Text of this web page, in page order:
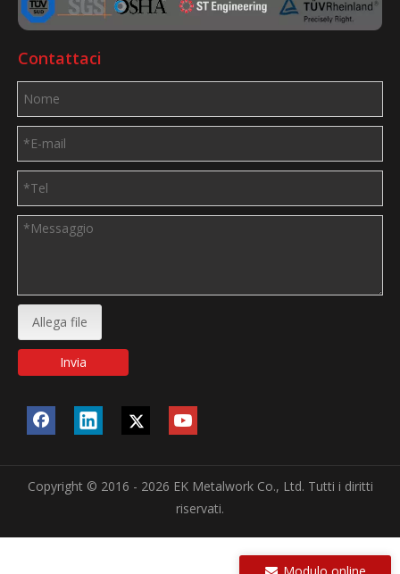
Contattaci
Allega file
Invia
Copyright © 2016 - 2026 EK Metalwork Co., Ltd. Tutti i diritti
riservati.